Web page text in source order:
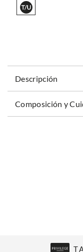
Descripción
Composición y